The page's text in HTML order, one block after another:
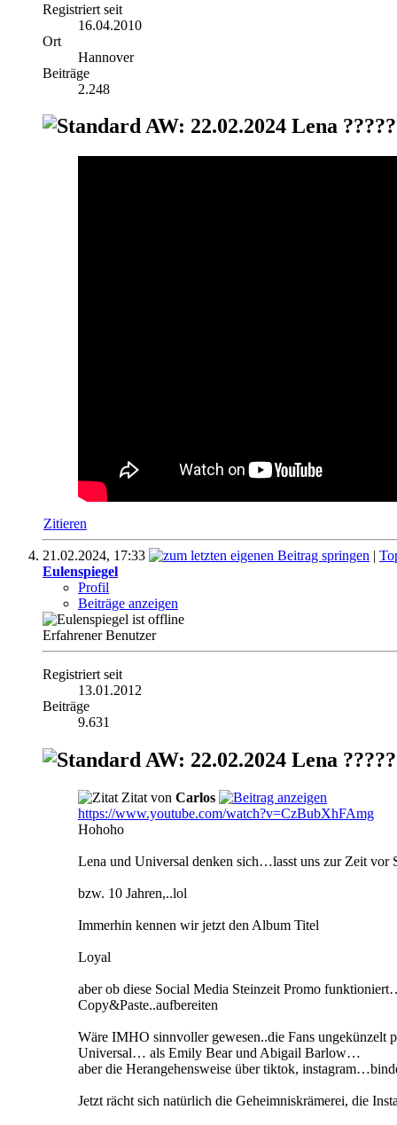
Registriert seit
16.04.2010
Ort
Hannover
Beiträge
2.248
AW: 22.02.2024 Lena
Zitieren
21.02.2024, 17:33 |
Eulenspiegel
Profil
Beiträge anzeigen
Erfahrener Benutzer
Registriert seit
13.01.2012
Beiträge
9.631
AW: 22.02.2024 Lena
Zitat von Carlos
https://www.youtube.com/watch?v=CzBubXhFAmg
Hohoho
Lena und Universal denken sich…lasst uns zur Zeit vor
bzw. 10 Jahren,..lol
Immerhin kennen wir jetzt den Album Titel
Loyal
aber ob diese Social Media Steinzeit Promo
Copy&Paste..aufbereiten
Wäre IMHO sinnvoller gewesen..die Fans ungekünzelt
Universal… als Emily Bear und Abigail Barlow…
aber die Herangehensweise über tiktok,
Jetzt rächt sich natürlich die Geheimniskrämerei, die